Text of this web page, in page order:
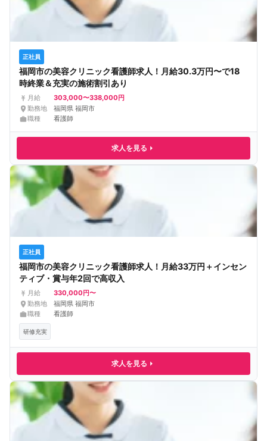
正社員
福岡市の美容クリニック看護師求人！月給30.3万円〜で18
時終業＆充実の施術割引あり
月給 303,000〜338,000円
勤務地
福岡県 福岡市
職種
看護師
求人を見る
正社員
福岡市の美容クリニック看護師求人！月給33万円＋インセン
ティブ・賞与年2回で高収入
月給 330,000円〜
勤務地
福岡県 福岡市
職種
看護師
研修充実
求人を見る